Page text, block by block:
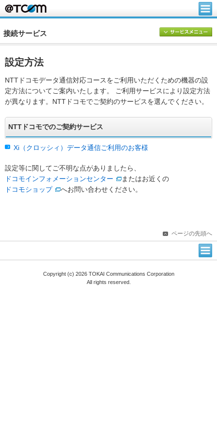
接続サービス
設定方法
NTTドコモデータ通信対応コースをご利用いただくための機器の設
定方法についてご案内いたします。 ご利用サービスにより設定方法
が異なります。NTTドコモでご契約のサービスを選んでください。
NTTドコモでのご契約サービス
Xi（クロッシィ）データ通信ご利用のお客様
設定等に関してご不明な点がありましたら、
ドコモインフォメーションセンター
またはお近くの
ドコモショップ
へお問い合わせください。
ページの先頭へ
Copyright (c) 2026 TOKAI Communications Corporation
All rights reserved.